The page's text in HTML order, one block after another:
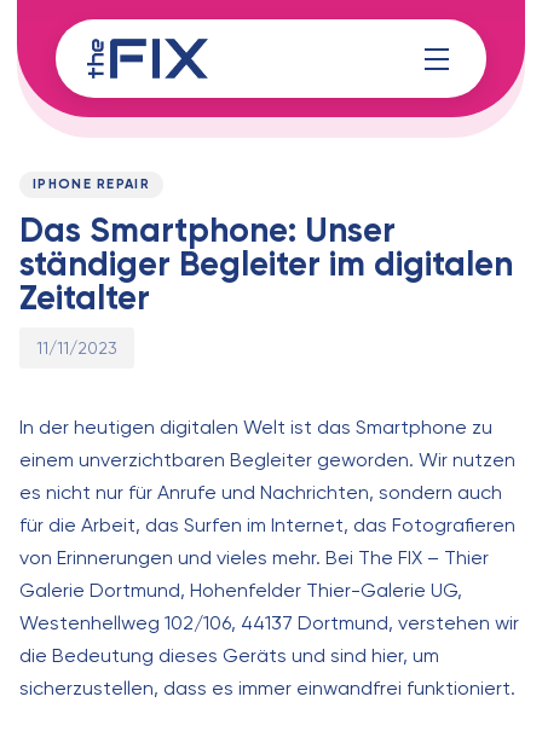
links
to
content
PUBLISHED
IPHONE REPAIR
Das Smartphone: Unser
ständiger Begleiter im digitalen
Zeitalter
Published
11/11/2023
In der heutigen digitalen Welt ist das Smartphone zu
einem unverzichtbaren Begleiter geworden. Wir nutzen
es nicht nur für Anrufe und Nachrichten, sondern auch
für die Arbeit, das Surfen im Internet, das Fotografieren
von Erinnerungen und vieles mehr. Bei The FIX – Thier
Galerie Dortmund, Hohenfelder Thier-Galerie UG,
Westenhellweg 102/106, 44137 Dortmund, verstehen wir
die Bedeutung dieses Geräts und sind hier, um
sicherzustellen, dass es immer einwandfrei funktioniert.